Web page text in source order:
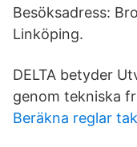
Besöksadress:
Linköping.
DELTA betyder
genom tekniska
Beräkna reglar tak